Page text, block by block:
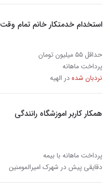
استخدام خدمتکار خانم تمام وقت
حداقل ۵۵ میلیون تومان
پرداخت ماهانه
نردبان شدهدر الهیه
همکار کاربر اموزشگاه رانندگی
پرداخت ماهانه با بیمه
دقایقی پیش در شهرک امیرالمومنین